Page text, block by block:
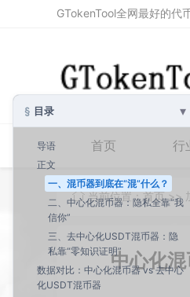
GTokenTool全网最好的代
首页 行
当前位置：首页>>
中心化
目录 ▾
导语
正文
一、混币器到底在“混”什么？
二、中心化混币器：隐私全靠“我
信你”
三、去中心化USDT混币器：隐
私靠“零知识证明”
数据对比：中心化混币器 vs 去中心
化USDT混币器